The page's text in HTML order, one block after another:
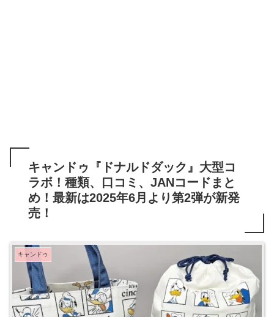
キャンドゥ『ドナルドダック』大型コ
ラボ！種類、口コミ、JANコードまと
め！最新は2025年6月より第2弾が新発
売！
キャンドゥ